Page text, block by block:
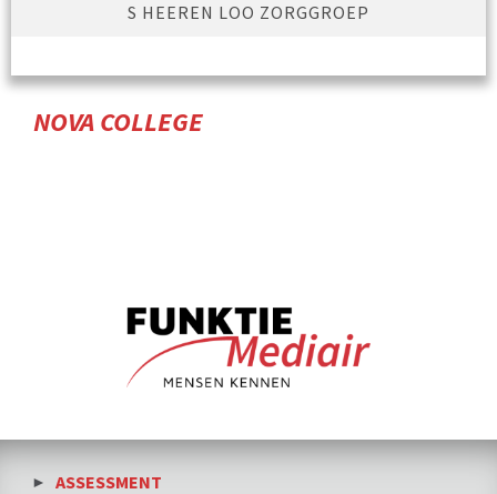
S HEEREN LOO ZORGGROEP
NOVA COLLEGE
ASSESSMENT